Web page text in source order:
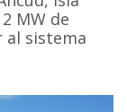
MW de
al sistema